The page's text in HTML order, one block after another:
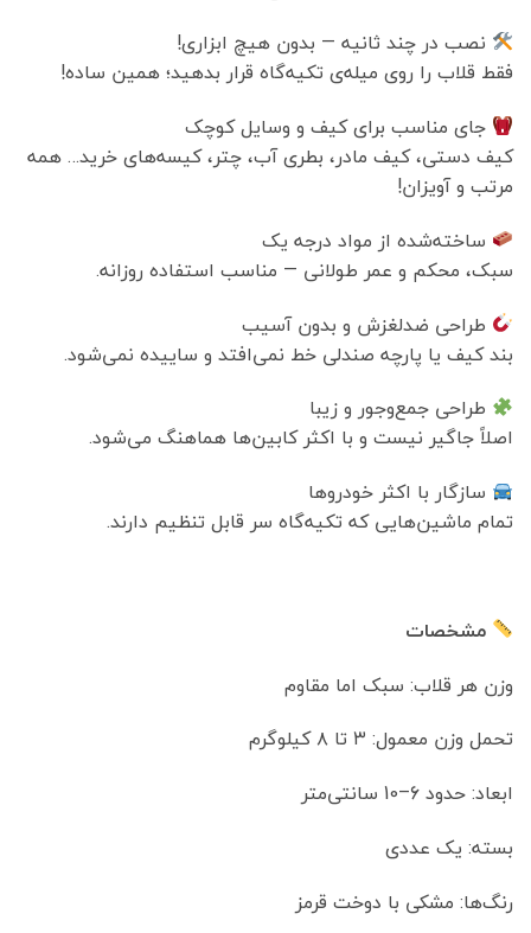
نصب در چند ثانیه — بدون هیچ ابزاری!
فقط قلاب را روی میله‌ی تکیه‌گاه قرار بدهید؛ همین ساده!
جای مناسب برای کیف و وسایل کوچک
کیف دستی، کیف مادر، بطری آب، چتر، کیسه‌های خرید… همه
مرتب و آویزان!
ساخته‌شده از مواد درجه یک
سبک، محکم و عمر طولانی — مناسب استفاده روزانه.
طراحی ضدلغزش و بدون آسیب
بند کیف یا پارچه صندلی خط نمی‌افتد و ساییده نمی‌شود.
طراحی جمع‌وجور و زیبا
اصلاً جا‌گیر نیست و با اکثر کابین‌ها هماهنگ می‌شود.
سازگار با اکثر خودروها
تمام ماشین‌هایی که تکیه‌گاه سر قابل تنظیم دارند.
مشخصات
وزن هر قلاب: سبک اما مقاوم
تحمل وزن معمول: ۳ تا ۸ کیلوگرم
ابعاد: حدود 6–10 سانتی‌متر
بسته: یک عددی
رنگ‌ها: مشکی با دوخت قرمز